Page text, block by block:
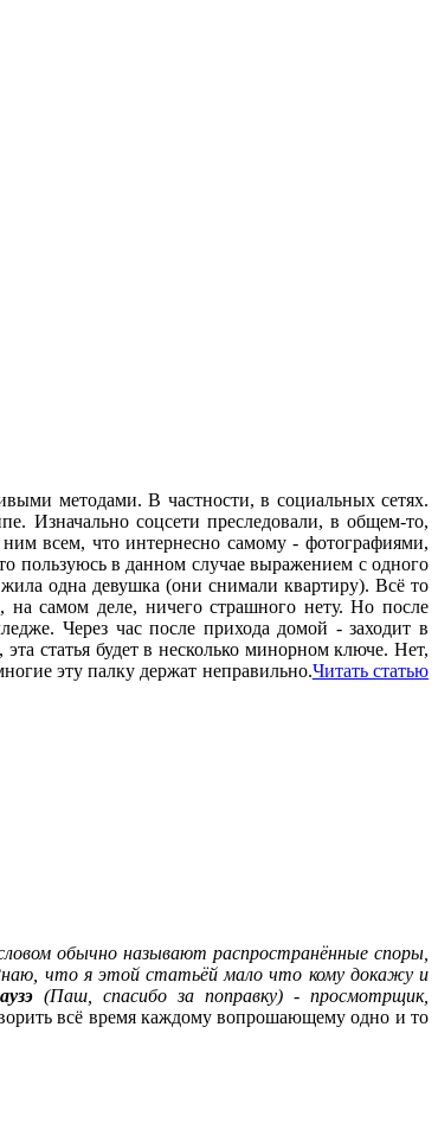
методами. В частности, в социальных сетях.
Изначально соцсети преследовали, в общем-то,
всем, что интернесно самому - фотографиями,
пользуюсь в данном случае выражением с одного
одна девушка (они снимали квартиру). Всё то
самом деле, ничего страшного нету. Но после
Через час после прихода домой - заходит в
статья будет в несколько минорном ключе. Нет,
эту палку держат неправильно.Читать статью
обычно называют распространённые споры,
что я этой статьёй мало что кому докажу и
(Паш, спасибо за поправку) - просмотрщик,
всё время каждому вопрошающему одно и то